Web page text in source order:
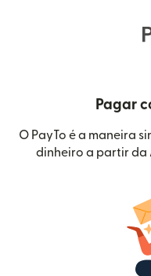
Pagar
O PayTo é a maneira
dinheiro a partir da